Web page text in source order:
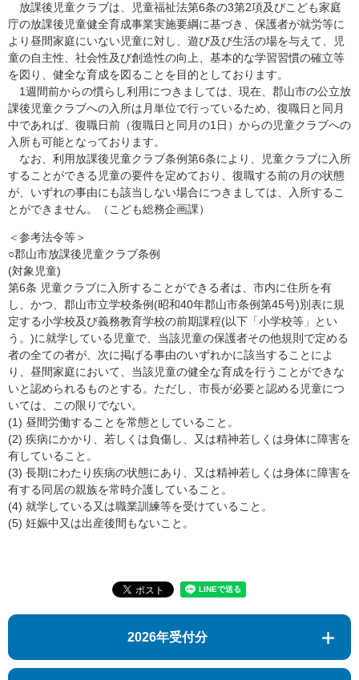
放課後児童クラブは、児童福祉法第6条の3第2項及びこども家庭
庁の放課後児童健全育成事業実施要綱に基づき、保護者が就労等に
より昼間家庭にいない児童に対し、遊び及び生活の場を与えて、児
童の自主性、社会性及び創造性の向上、基本的な学習習慣の確立等
を図り、健全な育成を図ることを目的としております。
1週間前からの慣らし利用につきましては、現在、郡山市の公立放
課後児童クラブへの入所は月単位で行っているため、復職日と同月
中であれば、復職日前（復職日と同月の1日）からの児童クラブへの
入所も可能となっております。
なお、利用放課後児童クラブ条例第6条により、児童クラブに入所
することができる児童の要件を定めており、復職する前の月の状態
が、いずれの事由にも該当しない場合につきましては、入所するこ
とができません。（こども総務企画課）
＜参考法令等＞
○郡山市放課後児童クラブ条例
(対象児童)
第6条 児童クラブに入所することができる者は、市内に住所を有
し、かつ、郡山市立学校条例(昭和40年郡山市条例第45号)別表に規
定する小学校及び義務教育学校の前期課程(以下「小学校等」とい
う。)に就学している児童で、当該児童の保護者その他規則で定める
者の全ての者が、次に掲げる事由のいずれかに該当することによ
り、昼間家庭において、当該児童の健全な育成を行うことができな
いと認められるものとする。ただし、市長が必要と認める児童につ
いては、この限りでない。
(1) 昼間労働することを常態としていること。
(2) 疾病にかかり、若しくは負傷し、又は精神若しくは身体に障害を
有していること。
(3) 長期にわたり疾病の状態にあり、又は精神若しくは身体に障害を
有する同居の親族を常時介護していること。
(4) 就学している又は職業訓練等を受けていること。
(5) 妊娠中又は出産後間もないこと。
2026年受付分